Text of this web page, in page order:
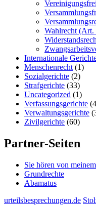
Wahlrecht
Internationale
Menschenrecht (1)
Sozialgerichte (2)
Strafgerichte (33)
Uncategorized (1)
Verfassungsgerichte
Verwaltungsgerichte
Zivilgerichte (60)
Partner-Seiten
Sie hören von
Grundrechte
Abamatus
urteilsbesprechungen.de